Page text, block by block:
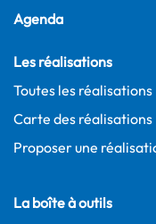
Agenda
Les réalisations
Toutes les réalisations
Carte des réalisations
Proposer une
La boîte à outils